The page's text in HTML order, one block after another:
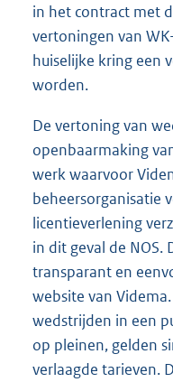
in het contract met
vertoningen van
huiselijke kring een
worden.
De vertoning van
openbaarmaking
werk waarvoor
beheersorganisatie
licentieverlening
in dit geval de NOS.
transparant en
website van
wedstrijden in een
op pleinen, gelden
verlaagde tarieven.